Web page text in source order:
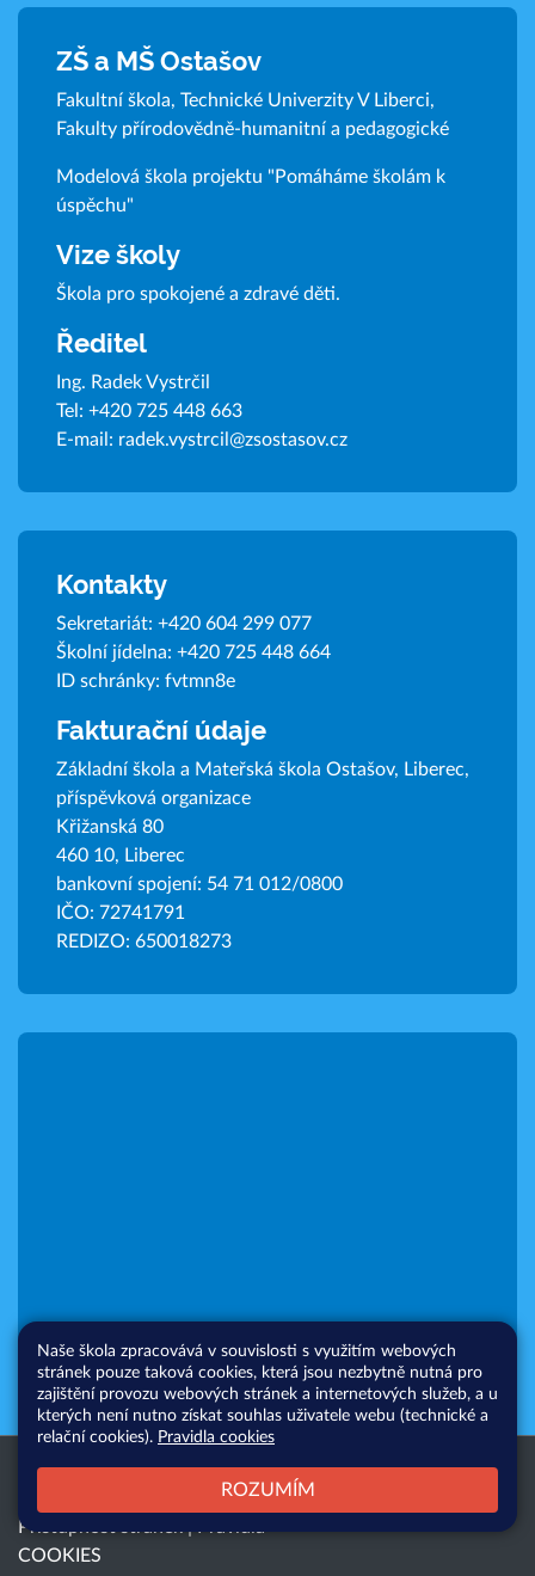
ZŠ a MŠ Ostašov
Fakultní škola, Technické Univerzity V Liberci,
Fakulty přírodovědně-humanitní a pedagogické
Modelová škola projektu "Pomáháme školám k
úspěchu"
Vize školy
Škola pro spokojené a zdravé děti.
Ředitel
Ing. Radek Vystrčil
Tel: +420 725 448 663
E-mail: radek.vystrcil@zsostasov.cz
Kontakty
Sekretariát: +420 604 299 077
Školní jídelna: +420 725 448 664
ID schránky: fvtmn8e
Fakturační údaje
Základní škola a Mateřská škola Ostašov, Liberec,
příspěvková organizace
Křižanská 80
460 10, Liberec
bankovní spojení: 54 71 012/0800
IČO: 72741791
REDIZO: 650018273
Všechna práva vyhrazena. Copyright
|Přihlásit|
Přístupnost stránek
COOKIES
Web školy
Naše škola zpracovává v souvislosti s využitím webových
stránek pouze taková cookies, která jsou nezbytně nutná pro
zajištění provozu webových stránek a internetových služeb, a u
kterých není nutno získat souhlas uživatele webu (technické a
relační cookies). Pravidla cookies
ROZUMÍM